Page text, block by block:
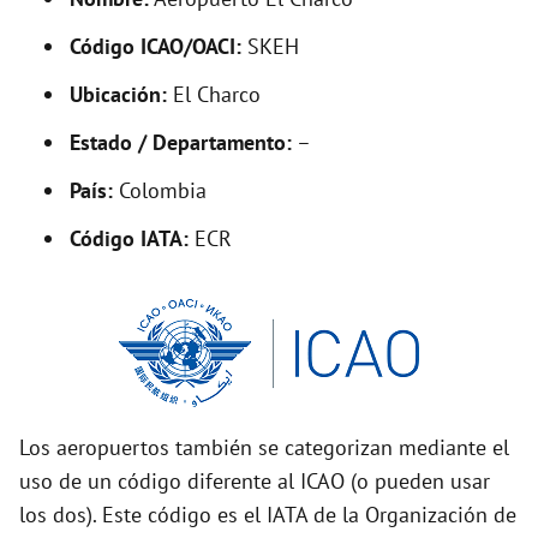
i
Código ICAO/OACI: SKEH
Ubicación: El Charco
Estado / Departamento: –
País: Colombia
Código IATA: ECR
Los aeropuertos también se categorizan mediante el
uso de un código diferente al ICAO (o pueden usar
los dos). Este código es el IATA de la Organización de